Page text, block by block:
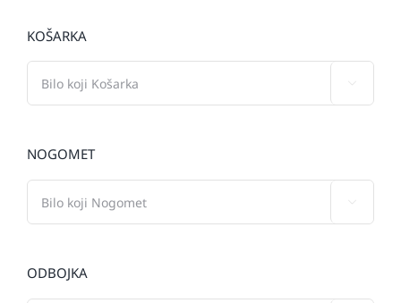
KOŠARKA
NOGOMET
ODBOJKA